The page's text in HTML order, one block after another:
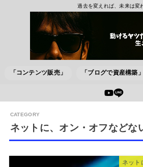
過去を変えれば、未来は変
「コンテンツ販売」 「ブログで資産構築」
ネットに、オン・オフなどな
ネット